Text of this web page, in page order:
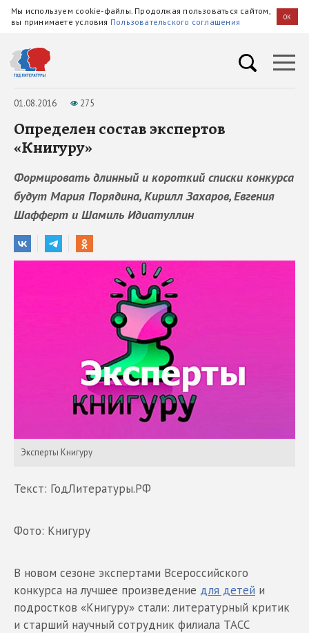
Мы используем cookie-файлы. Продолжая пользоваться сайтом,
вы принимаете условия Пользовательского соглашения OK
01.08.2016 275
Определен состав экспертов
«Книгуру»
Формировать длинный и короткий списки конкурса
будут Мария Порядина, Кирилл Захаров, Евгения
Шафферт и Шамиль Идиатуллин
Эксперты Книгуру
Текст: ГодЛитературы.РФ
Фото: Книгуру
В новом сезоне экспертами Всероссийского
конкурса на лучшее произведение для детей и
подростков «Книгуру» стали: литературный критик
и старший научный сотрудник филиала ТАСС